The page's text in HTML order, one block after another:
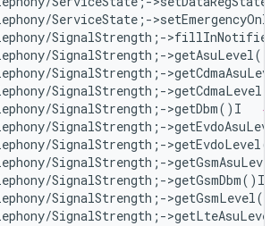
ServiceState;-
SignalStrength;-
SignalStrength;-
SignalStrength;-
SignalStrength;-
SignalStrength;->getDbm()I #
SignalStrength;-
SignalStrength;-
SignalStrength;-
SignalStrength;-
SignalStrength;-
SignalStrength;-